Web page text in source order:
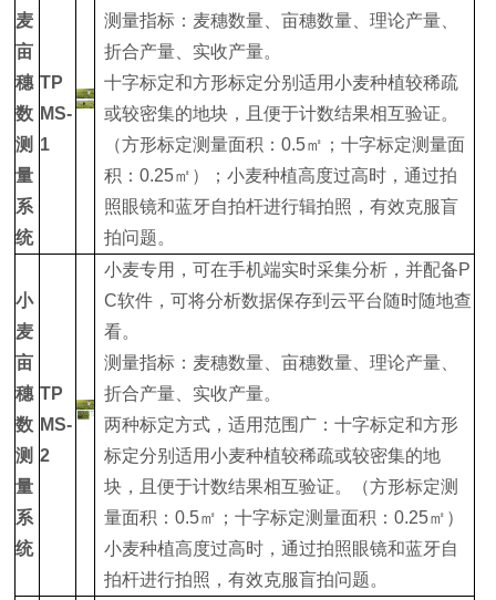
麦
亩
穗
数
测
量
系
统
TP
MS-
1
测量指标：麦穗数量、亩穗数量、理论产量、
折合产量、实收产量。
十字标定和方形标定分别适用小麦种植较稀疏
或较密集的地块，且便于计数结果相互验证。
（方形标定测量面积：0.5㎡；十字标定测量面
积：0.25㎡）；小麦种植高度过高时，通过拍
照眼镜和蓝牙自拍杆进行辑拍照，有效克服盲
拍问题。
小
麦
亩
穗
数
测
量
系
统
TP
MS-
2
小麦专用，可在手机端实时采集分析，并配备P
C软件，可将分析数据保存到云平台随时随地查
看。
测量指标：麦穗数量、亩穗数量、理论产量、
折合产量、实收产量。
两种标定方式，适用范围广：十字标定和方形
标定分别适用小麦种植较稀疏或较密集的地
块，且便于计数结果相互验证。（方形标定测
量面积：0.5㎡；十字标定测量面积：0.25㎡）
小麦种植高度过高时，通过拍照眼镜和蓝牙自
拍杆进行拍照，有效克服盲拍问题。